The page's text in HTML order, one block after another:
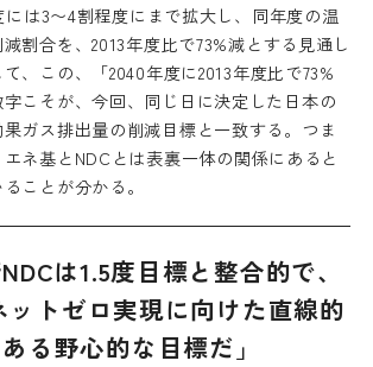
には3〜4割程度にまで拡大し、同年度の温
割合を、2013年度比で73%減とする見通し
、この、「2040年度に2013年度比で73%
こそが、今回、同じ日に決定した日本の
ガス排出量の削減目標と一致する。つま
エネ基とNDCとは表裏一体の関係にあると
ことが分かる。
は1.5度目標と整合的で、
ットゼロ実現に向けた直線的
る野心的な目標だ」